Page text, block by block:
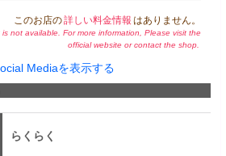
このお店の詳しい料金情報 はありません。
is not available. For more information, Please visit the
official website or contact the shop.
Mediaを表示する
らくらく